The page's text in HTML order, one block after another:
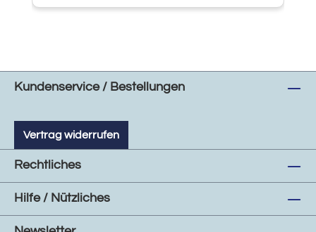
Kundenservice / Bestellungen
Vertrag widerrufen
Rechtliches
Hilfe / Nützliches